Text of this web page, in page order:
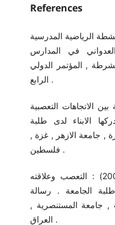
References
احمد ( 2013) : الانشطة الرياضية المدرسية
في المدارس
, المؤتمر الدولي
الرابع .
: العلاقة بين الاتجاهات التعصبية
الابناء لدى طلبة
, جامعة الازهر , غزة ,
فلسطين .
بابان , وليد خالد عبد الكريم ( 2008) : التعصب وعلاقته
الجامعة . رسالة
, جامعة المستنصرية ,
العراق .